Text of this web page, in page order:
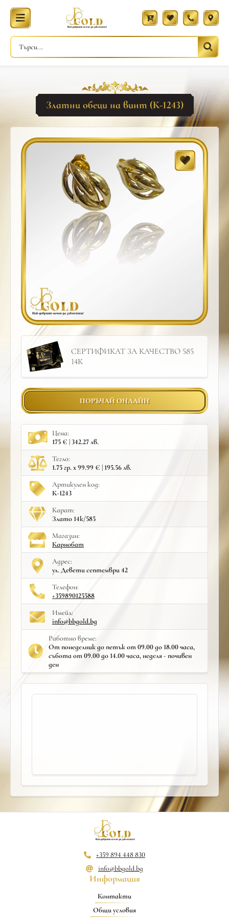
Златни обеци на винт (К-1243)
СЕРТИФИКАТ ЗА КАЧЕСТВО 585
14К
ПОРЪЧАЙ ОНЛАЙН
Цена:
175 € | 342.27 лв.
Тегло:
1.75 гр. x 99.99 € | 195.56 лв.
Артикулен код:
К-1243
Карат:
Злато 14к/585
Mагазин:
Карнобат
Адрес:
ул. Девети септември 42
Телефон:
+359890125588
Имейл:
info@bbgold.bg
Работно време:
От понеделник до петък от 09.00 до 18.00 часа,
събота от 09.00 до 14.00 часа, неделя - почивен
ден
+359 894 448 830
info@bbgold.bg
Информация
Контакти
Общи условия